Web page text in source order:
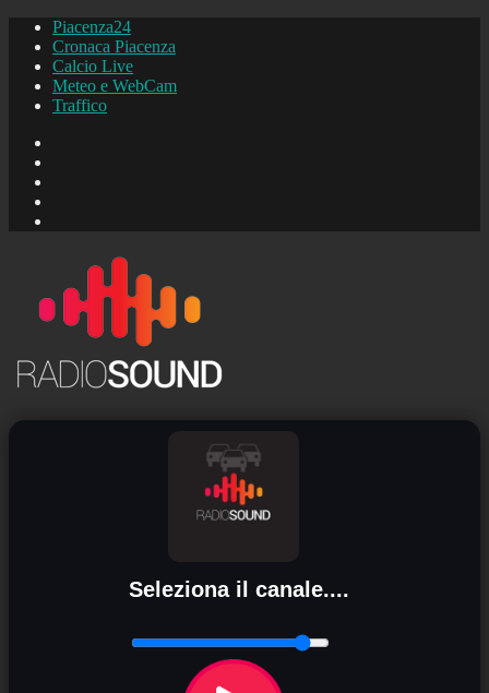
Piacenza24
Cronaca Piacenza
Calcio Live
Meteo e WebCam
Traffico
Seleziona il canale....